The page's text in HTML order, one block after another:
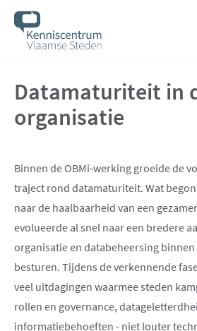
Overslaan
inhoud
Datamaturiteit in
organisatie
Binnen de OBMi‑werking groeide de
traject rond datamaturiteit. Wat
naar de haalbaarheid van een
evolueerde al snel naar een bredere
organisatie en data­beheersing
besturen. Tijdens de verkennende
veel uitdagingen waarmee steden
rollen en governance,
informatiebehoeften - niet louter